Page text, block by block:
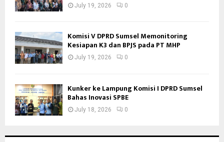
July 19, 2026 0
Komisi V DPRD Sumsel Memonitoring
Kesiapan K3 dan BPJS pada PT MHP
July 19, 2026 0
Kunker ke Lampung Komisi I DPRD Sumsel
Bahas Inovasi SPBE
July 18, 2026 0